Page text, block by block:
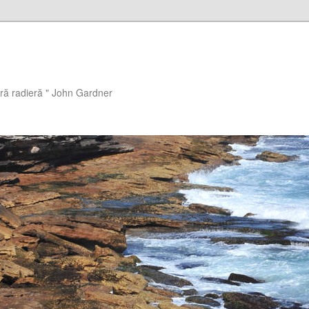
radieră " John Gardner